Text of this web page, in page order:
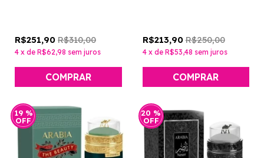
R$251,90 R$310,00
4 x de R$62,98 sem juros
R$213,90 R$250,00
4 x de R$53,48 sem juros
19 %
OFF
20 %
OFF